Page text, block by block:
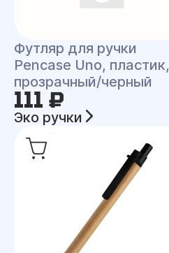
Футляр для ручки
Pencase Uno, пластик,
прозрачный/черный
111 ₽
Эко ручки